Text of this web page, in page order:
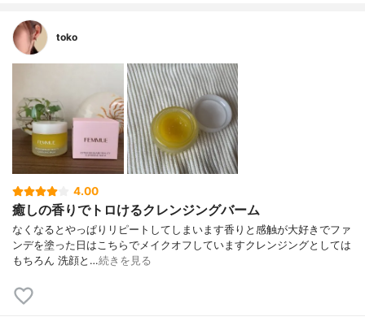
toko
4.00
癒しの香りでトロけるクレンジングバーム
なくなるとやっぱりリピートしてしまいます香りと感触が大好きでファ
ンデを塗った日はこちらでメイクオフしていますクレンジングとしては
もちろん 洗顔と…続きを見る